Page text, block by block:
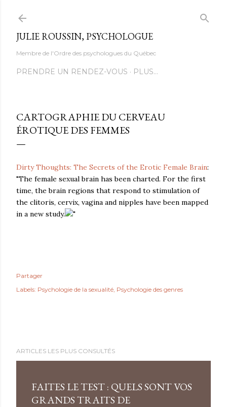
JULIE ROUSSIN, PSYCHOLOGUE
Membre de l'Ordre des psychologues du Québec
PRENDRE UN RENDEZ-VOUS PLUS…
CARTOGRAPHIE DU CERVEAU
ÉROTIQUE DES FEMMES
Dirty Thoughts: The Secrets of the Erotic Female Brain:
"The female sexual brain has been charted. For the first
time, the brain regions that respond to stimulation of
the clitoris, cervix, vagina and nipples have been mapped
in a new study.
"
Partager
Labels: Psychologie de la sexualité Psychologie des genres
ARTICLES LES PLUS CONSULTÉS
FAITES LE TEST : QUELS SONT VOS
GRANDS TRAITS DE